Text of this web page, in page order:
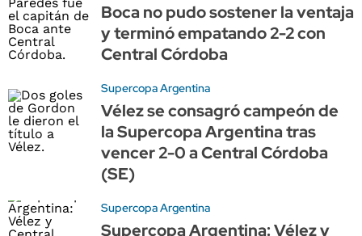
Boca no pudo sostener la ventaja
y terminó empatando 2-2 con
Central Córdoba
Supercopa Argentina
Vélez se consagró campeón de
la Supercopa Argentina tras
vencer 2-0 a Central Córdoba
(SE)
Supercopa Argentina
Supercopa Argentina: Vélez y